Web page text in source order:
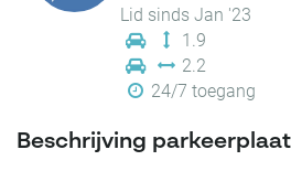
Lid sinds Jan '23
1.9
2.2
24/7 toegang
Beschrijving